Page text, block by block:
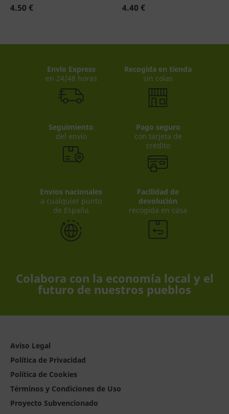
4.50 €
4.40 €
Envio Express
en 24/48 horas
Recogida en tienda
sin colas
Seguimiento
del envío
Pago seguro
con tarjeta de
crédito
Envíos nacionales
a cualquier punto
de España
Facilidad de
devolución
recogida en casa
Colabora con la economía local y el
futuro de nuestros pueblos
Aviso Legal
Política de Privacidad
Política de Cookies
Términos y Condiciones de Uso
Proyecto Subvencionado